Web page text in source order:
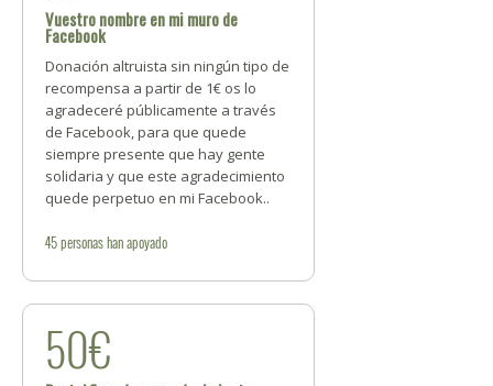
Vuestro nombre en mi muro de
Facebook
Donación altruista sin ningún tipo de
recompensa a partir de 1€ os lo
agradeceré públicamente a través
de Facebook, para que quede
siempre presente que hay gente
solidaria y que este agradecimiento
quede perpetuo en mi Facebook..
45personashan apoyado
50€